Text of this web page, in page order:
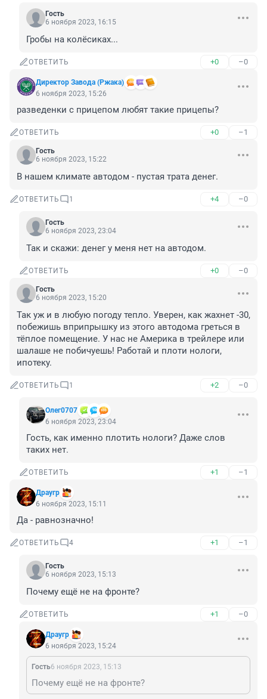
Гость
6 ноября 2023, 16:15
Гробы на колёсиках...
ОТВЕТИТЬ +0 –0
Директор Завода (Ржака)
6 ноября 2023, 15:26
разведенки с прицепом любят такие прицепы?
ОТВЕТИТЬ +0 –1
Гость
6 ноября 2023, 15:22
В нашем климате автодом - пустая трата денег.
ОТВЕТИТЬ 1 +4 –0
Гость
6 ноября 2023, 23:04
Так и скажи: денег у меня нет на автодом.
ОТВЕТИТЬ +0 –0
Гость
6 ноября 2023, 15:20
Так уж и в любую погоду тепло. Уверен, как жахнет -30,
побежишь вприпрышку из этого автодома греться в
тёплое помещение. У нас не Америка в трейлере или
шалаше не побичуешь! Работай и плоти нологи,
ипотеку.
ОТВЕТИТЬ 1 +2 –0
Олег0707
6 ноября 2023, 23:04
Гость, как именно плотить нологи? Даже слов
таких нет.
ОТВЕТИТЬ +1 –1
Драугр
6 ноября 2023, 15:11
Да - равнозначно!
ОТВЕТИТЬ 4 +1 –1
Гость
6 ноября 2023, 15:13
Почему ещё не на фронте?
ОТВЕТИТЬ +1 –0
Драугр
6 ноября 2023, 15:24
Гость6 ноября 2023, 15:13
Почему ещё не на фронте?